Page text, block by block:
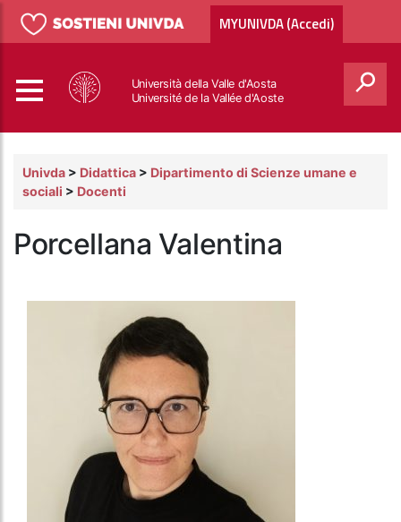
MYUNIVDA (Accedi)
Università della Valle d'Aosta
Université de la Vallée d'Aoste
Univda > Didattica > Dipartimento di Scienze umane e
sociali > Docenti
Porcellana Valentina